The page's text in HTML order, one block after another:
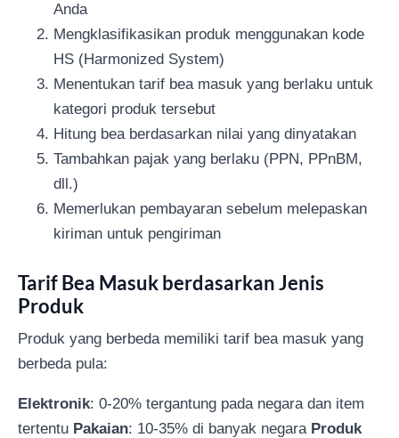
Anda
Mengklasifikasikan produk menggunakan kode
HS (Harmonized System)
Menentukan tarif bea masuk yang berlaku untuk
kategori produk tersebut
Hitung bea berdasarkan nilai yang dinyatakan
Tambahkan pajak yang berlaku (PPN, PPnBM,
dll.)
Memerlukan pembayaran sebelum melepaskan
kiriman untuk pengiriman
Tarif Bea Masuk berdasarkan Jenis
Produk
Produk yang berbeda memiliki tarif bea masuk yang
berbeda pula:
Elektronik: 0-20% tergantung pada negara dan item
tertentu Pakaian: 10-35% di banyak negara Produk